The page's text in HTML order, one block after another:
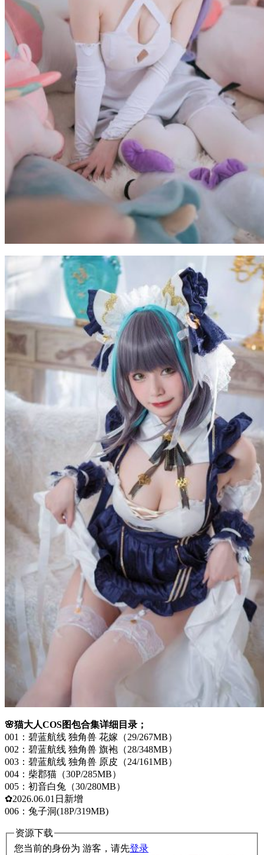
🌸猫大人COS图包合集详细目录；
001：碧蓝航线 独角兽 花嫁（29/267MB）
002：碧蓝航线 独角兽 旗袍（28/348MB）
003：碧蓝航线 独角兽 原皮（24/161MB）
004：柴郡猫（30P/285MB）
005：初音白兔（30/280MB）
✿2026.06.01日新增
006：兔子洞(18P/319MB)
资源下载
您当前的身份为 游客，请先登录